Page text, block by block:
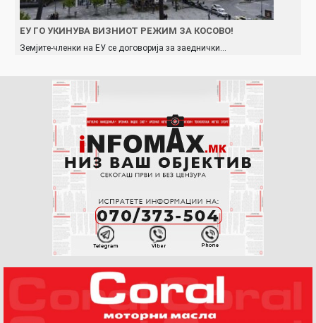
ЕУ ГО УКИНУВА ВИЗНИОТ РЕЖИМ ЗА КОСОВО!
Земјите-членки на ЕУ се договорија за заеднички…